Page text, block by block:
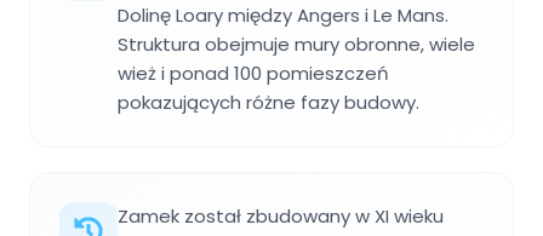
Dolinę Loary między Angers i Le Mans.
Struktura obejmuje mury obronne, wiele
wież i ponad 100 pomieszczeń
pokazujących różne fazy budowy.
Zamek został zbudowany w XI wieku